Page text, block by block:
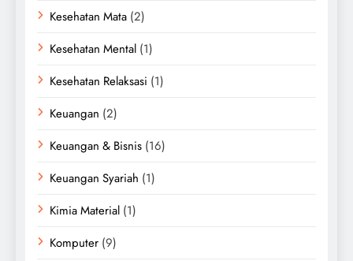
Kesehatan Mata (2)
Kesehatan Mental (1)
Kesehatan Relaksasi (1)
Keuangan (2)
Keuangan & Bisnis (16)
Keuangan Syariah (1)
Kimia Material (1)
Komputer (9)